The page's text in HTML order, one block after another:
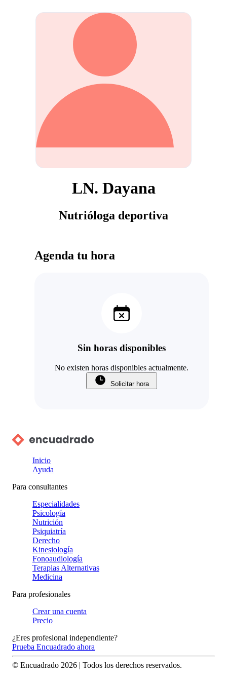
LN. Dayana
Nutrióloga deportiva
Agenda tu hora
Sin horas disponibles
No existen horas disponibles actualmente.
Solicitar hora
Inicio
Ayuda
Para consultantes
Especialidades
Psicología
Nutrición
Psiquiatría
Derecho
Kinesiología
Fonoaudiología
Terapias Alternativas
Medicina
Para profesionales
Crear una cuenta
Precio
¿Eres profesional independiente?
Prueba Encuadrado ahora
© Encuadrado 2026 | Todos los derechos reservados.